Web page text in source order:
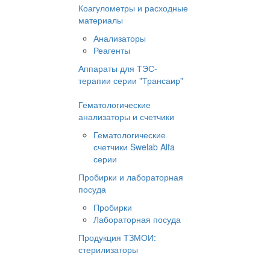
Коагулометры и расходные
материалы
Анализаторы
Реагенты
Аппараты для ТЭС-
терапии серии "Трансаир"
Гематологические
анализаторы и счетчики
Гематологические
счетчики Swelab Alfa
серии
Пробирки и лабораторная
посуда
Пробирки
Лабораторная посуда
Продукция ТЗМОИ:
стерилизаторы